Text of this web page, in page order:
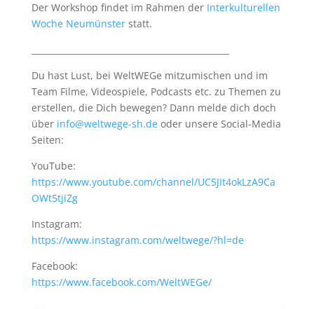
Der Workshop findet im Rahmen der Interkulturellen
Woche Neumünsterstatt.
Du hast Lust, bei WeltWEGe mitzumischen und im
Team Filme, Videospiele, Podcasts etc. zu Themen zu
erstellen, die Dich bewegen? Dann melde dich doch
über info@weltwege-sh.deoder unsere Social-Media
Seiten:
YouTube:
https://www.youtube.com/channel/UC5JIt4okLzA9Ca
OWt5tjiZg
Instagram:
https://www.instagram.com/weltwege/?hl=de
Facebook:
https://www.facebook.com/WeltWEGe/